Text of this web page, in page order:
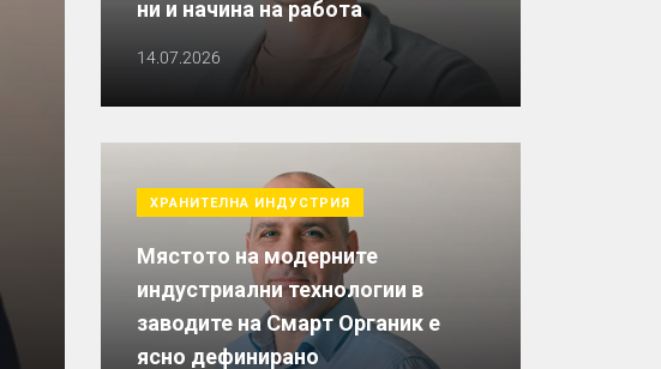
ни и начина на работа
14.07.2026
ХРАНИТЕЛНА ИНДУСТРИЯ
Мястото на модерните
индустриални технологии в
заводите на Смарт Органик е
ясно дефинирано